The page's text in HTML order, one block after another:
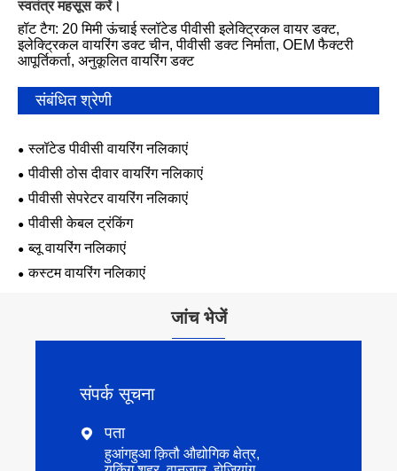
स्वतंत्र महसूस करें।
हॉट टैग: 20 मिमी ऊंचाई स्लॉटेड पीवीसी इलेक्ट्रिकल वायर डक्ट,
इलेक्ट्रिकल वायरिंग डक्ट चीन, पीवीसी डक्ट निर्माता, OEM फैक्टरी
आपूर्तिकर्ता, अनुकूलित वायरिंग डक्ट
संबंधित श्रेणी
स्लॉटेड पीवीसी वायरिंग नलिकाएं
पीवीसी ठोस दीवार वायरिंग नलिकाएं
पीवीसी सेपरेटर वायरिंग नलिकाएं
पीवीसी केबल ट्रंकिंग
ब्लू वायरिंग नलिकाएं
कस्टम वायरिंग नलिकाएं
जांच भेजें
संपर्क सूचना
 पता
हुआंगहुआ क़ितौ औद्योगिक क्षेत्र,